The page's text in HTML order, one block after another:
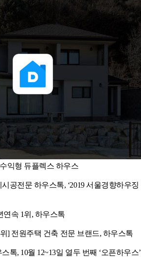
익형 듀플렉스 하우스
공전문 하우스톡, ‘2019 서울경향하우징
연속 1위, 하우스톡
] 전원주택 건축 전문 브랜드, 하우스톡
톡, 10월 12~13일 열두 번째 ‘오픈하우스’